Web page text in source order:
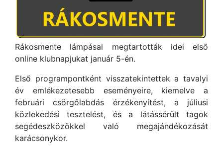
Rákosmente lámpásai megtartották idei első
online klubnapjukat január 5-én.
Első programpontként visszatekintettek a tavalyi
év emlékezetesebb eseményeire, kiemelve a
februári csörgőlabdás érzékenyítést, a júliusi
közlekedési tesztelést, és a látássérült tagok
segédeszközökkel való megajándékozását
karácsonykor.